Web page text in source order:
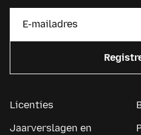
Licenties
Jaarverslagen en